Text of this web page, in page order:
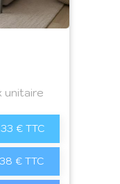
unitaire
€ TTC
€ TTC